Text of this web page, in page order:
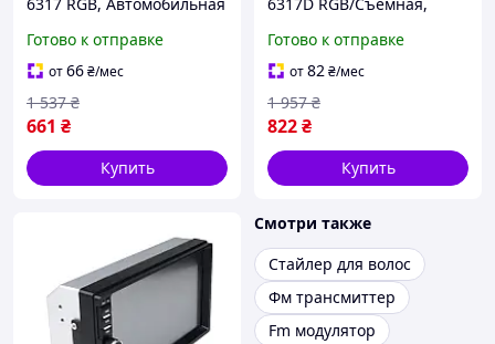
пульт управления
Готово к отправке
от66₴/мес
661 ₴
1 537 ₴
Купить
магнитола, RGB панель +
пульт управления
Готово к отправке
от82₴/мес
822₴
1 957 ₴
Купить
Смотри также
Стайлер для волос
Фм трансмиттер
Fm модулятор